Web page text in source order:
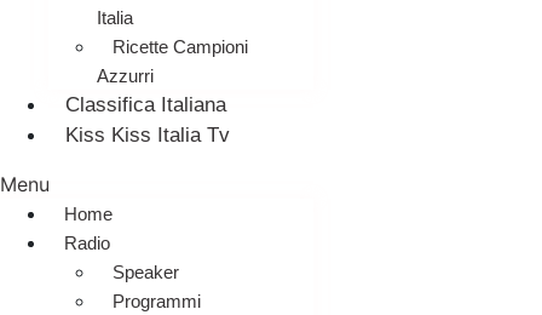
Italia
Ricette Campioni
Azzurri
Classifica Italiana
Kiss Kiss Italia Tv
Menu
Home
Radio
Speaker
Programmi